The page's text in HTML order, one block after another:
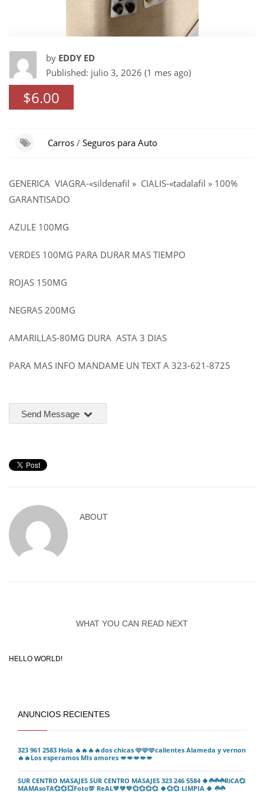
by EDDY ED
Published: julio 3, 2026 (1 mes ago)
$6.00
Carros/ Seguros para Auto
GENERICA VIAGRA-«sildenafil » CIALIS-«tadalafil » 100%
GARANTISADO
AZULE 100MG
VERDES 100MG PARA DURAR MAS TIEMPO
ROJAS 150MG
NEGRAS 200MG
AMARILLAS-80MG DURA ASTA 3 DIAS
PARA MAS INFO MANDAME UN TEXT A 323-621-8725
Send Message
ABOUT
WHAT YOU CAN READ NEXT
HELLO WORLD!
ANUNCIOS RECIENTES
323 961 2583 Hola 🔥🔥🔥🔥dos chicas 🩷🩷🩷calientes Alameda y vernon
🔥🔥Los esperamos MIs amores 💋💋💋💋💋
SUR CENTRO MASAJES SUR CENTRO MASAJES 323 246 5584 🍀☘️☘️☘️RiCA💞
MAMAsoTA💞💞💥Foto💯 ReAL💚💚💚💞💞💞💞 🍀💞💞 LIMPIA 🍀 ☘️☘️